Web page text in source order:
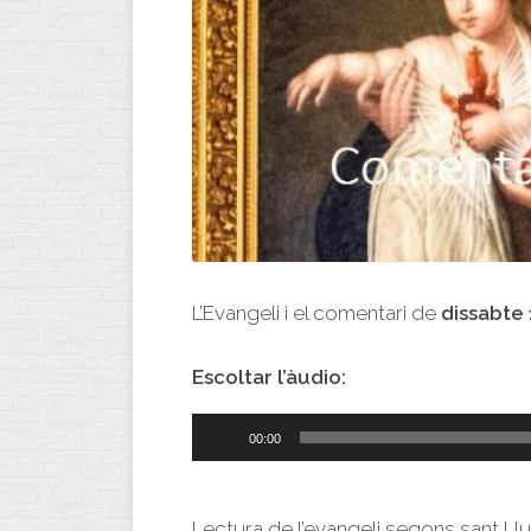
L’Evangeli i el comentari de dissabte
Escoltar l’àudio:
Reproductor
d'àudio
00:00